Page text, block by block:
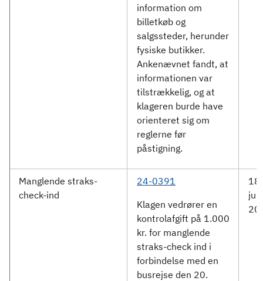
information om
billetkøb og
salgssteder, herunder
fysiske butikker.
Ankenævnet fandt, at
informationen var
tilstrækkelig, og at
klageren burde have
orienteret sig om
reglerne før
påstigning.
Manglende straks-
check-ind
24-0391
Klagen vedrører en
kontrolafgift på 1.000
kr. for manglende
straks-check ind i
forbindelse med en
busrejse den 20.
18.
juni